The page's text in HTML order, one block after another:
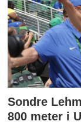
Sondre
800 meter i